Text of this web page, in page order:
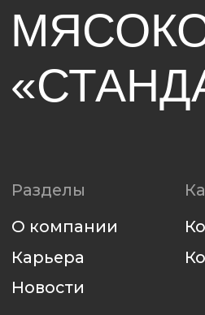
Политика конфиденциальности